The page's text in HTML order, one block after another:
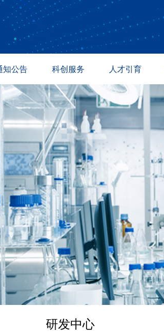
知公告
公告
转化
科创服务
温商与校友
温州众志科创
紫金港科创基地
产业孵化
人才引育
人才招聘
人才引进
研发中心